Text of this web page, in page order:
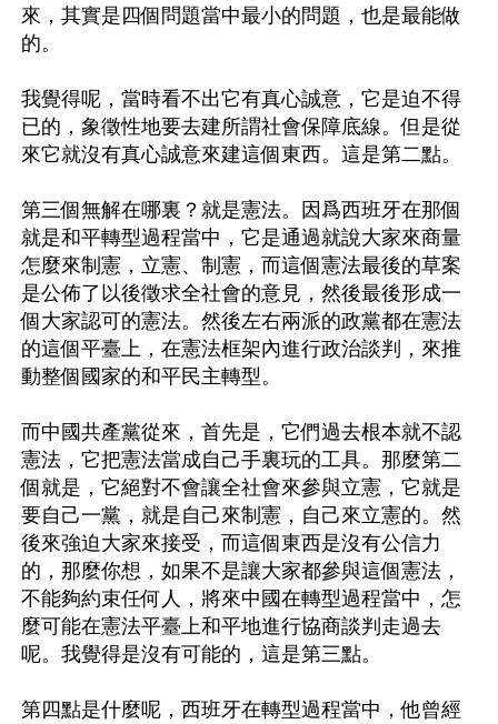
來，其實是四個問題當中最小的問題，也是最能做
的。
我覺得呢，當時看不出它有真心誠意，它是迫不得
已的，象徵性地要去建所謂社會保障底線。但是從
來它就沒有真心誠意來建這個東西。這是第二點。
第三個無解在哪裏？就是憲法。因爲西班牙在那個
就是和平轉型過程當中，它是通過就說大家來商量
怎麼來制憲，立憲、制憲，而這個憲法最後的草案
是公佈了以後徵求全社會的意見，然後最後形成一
個大家認可的憲法。然後左右兩派的政黨都在憲法
的這個平臺上，在憲法框架內進行政治談判，來推
動整個國家的和平民主轉型。
而中國共產黨從來，首先是，它們過去根本就不認
憲法，它把憲法當成自己手裏玩的工具。那麼第二
個就是，它絕對不會讓全社會來參與立憲，它就是
要自己一黨，就是自己來制憲，自己來立憲的。然
後來強迫大家來接受，而這個東西是沒有公信力
的，那麼你想，如果不是讓大家都參與這個憲法，
不能夠約束任何人，將來中國在轉型過程當中，怎
麼可能在憲法平臺上和平地進行協商談判走過去
呢。我覺得是沒有可能的，這是第三點。
第四點是什麼呢，西班牙在轉型過程當中，他曾經